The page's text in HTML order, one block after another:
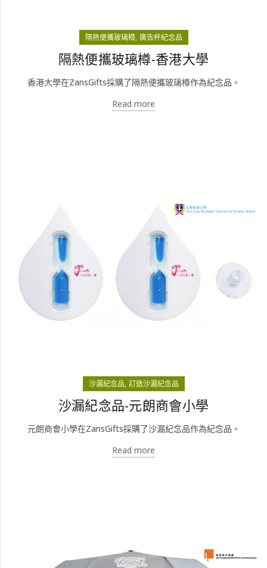
隔熱便攜玻璃樽 廣告杯紀念品
隔熱便攜玻璃樽-香港大學
香港大學在ZansGifts採購了隔熱便攜玻璃樽作為紀念品。
Read more
沙漏紀念品 訂造沙漏紀念品
沙漏紀念品-元朗商會小學
元朗商會小學在ZansGifts採購了沙漏紀念品作為紀念品。
Read more